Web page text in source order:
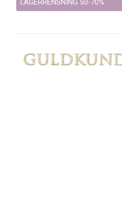
LAGERRENSNING 50-70%